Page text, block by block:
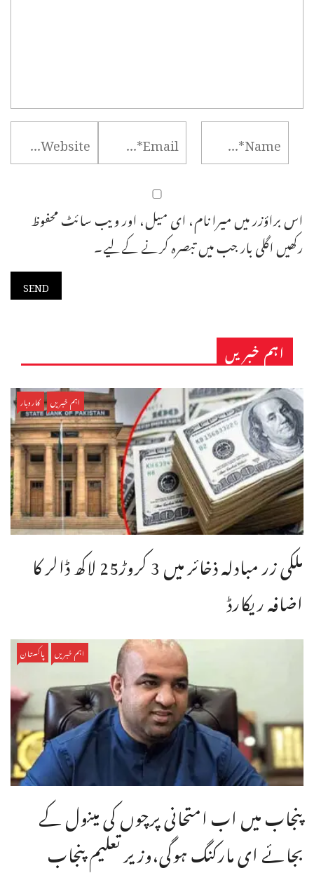
اس براؤزر میں میرا نام، ای میل، اور ویب سائٹ محفوظ
رکھیں اگلی بار جب میں تبصرہ کرنے کےلیے۔
اہم خبریں
اہم خبریں کاروبار
ملکی زر مبادلہ ذخائر میں 3 کروڑ25 لاکھ ڈالر کا
اضافہ ریکارڈ
اہم خبریں پاکستان
پنجاب میں اب امتحانی پرچوں کی مینول کے
بجائے ای مارکنگ ہوگی،وزیر تعلیم پنجاب